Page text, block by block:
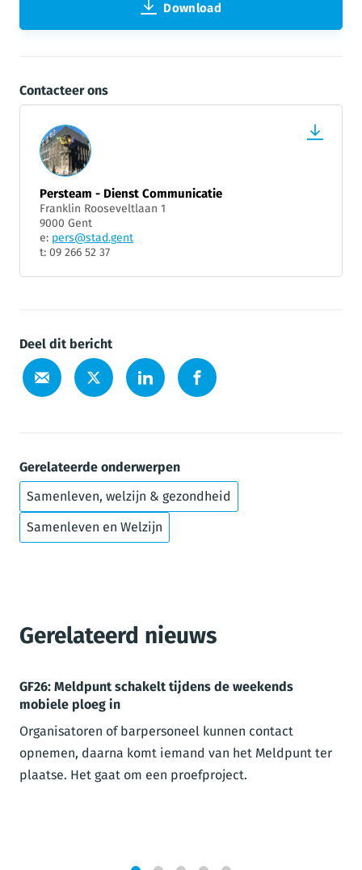
Download
Contacteer ons
Persteam - Dienst Communicatie
Franklin Rooseveltlaan 1
9000 Gent
e: pers@stad.gent
t: 09 266 52 37
Deel dit bericht
Gerelateerde onderwerpen
Samenleven, welzijn & gezondheid
Samenleven en Welzijn
Gerelateerd nieuws
GF26: Meldpunt schakelt tijdens de weekends
mobiele ploeg in
Organisatoren of barpersoneel kunnen contact
opnemen, daarna komt iemand van het Meldpunt ter
plaatse. Het gaat om een proefproject.